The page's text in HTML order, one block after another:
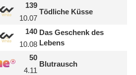
139
10.07
Tödliche Küsse
140
10.08
Das Geschenk des
Lebens
50
4.11
Blutrausch